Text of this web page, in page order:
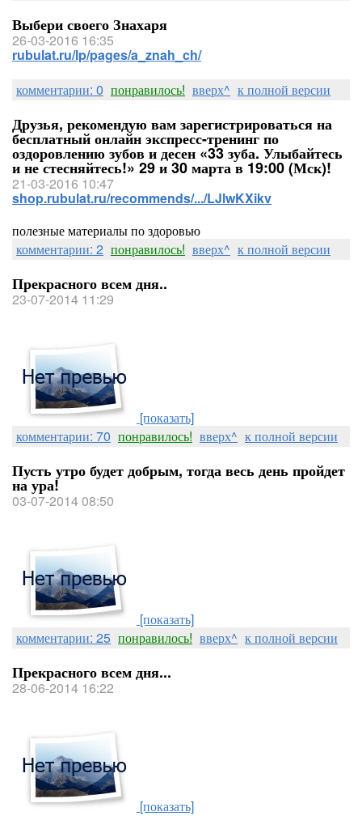
Выбери своего Знахаря
26-03-2016 16:35
rubulat.ru/lp/pages/a_znah_ch/
комментарии: 0 понравилось! вверх^ к полной версии
Друзья, рекомендую вам зарегистрироваться на
бесплатный онлайн экспресс-тренинг по
оздоровлению зубов и десен «33 зуба. Улыбайтесь
и не стесняйтесь!» 29 и 30 марта в 19:00 (Мск)!
21-03-2016 10:47
shop.rubulat.ru/recommends/.../LJlwKXikv
полезные материалы по здоровью
комментарии: 2 понравилось! вверх^ к полной версии
Прекрасного всем дня..
23-07-2014 11:29
[показать]
комментарии: 70 понравилось! вверх^ к полной версии
Пусть утро будет добрым, тогда весь день пройдет
на ура!
03-07-2014 08:50
[показать]
комментарии: 25 понравилось! вверх^ к полной версии
Прекрасного всем дня...
28-06-2014 16:22
[показать]